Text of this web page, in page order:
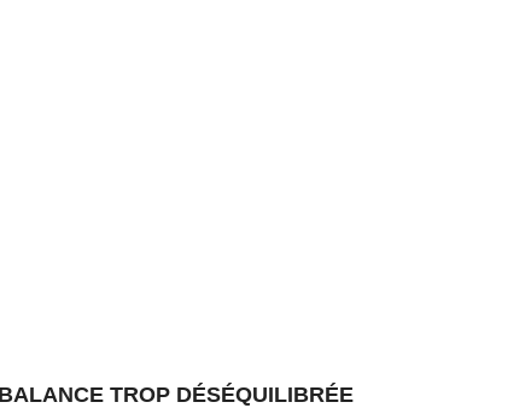
TROP DÉSÉQUILIBRÉE